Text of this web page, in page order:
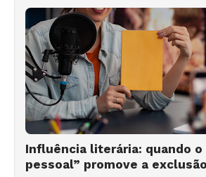
Influência literária: quando o
pessoal” promove a exclusão